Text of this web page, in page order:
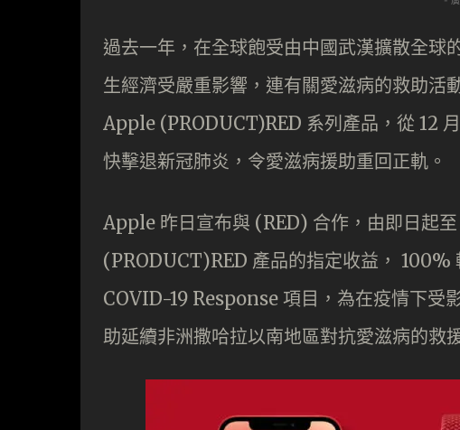
過去一年，在全球飽受由中國武漢擴散全球
生經濟受嚴重影響，連有關愛滋病的救助活
Apple (PRODUCT)RED 系列產品，從 12
快擊退新冠肺炎，令愛滋病援助重回正軌。
Apple 昨日宣布與 (RED) 合作，由即日起
(PRODUCT)RED 產品的指定收益，
COVID-19 Response 項目，為在疫情下受
助延續非洲撒哈拉以南地區對抗愛滋病的救